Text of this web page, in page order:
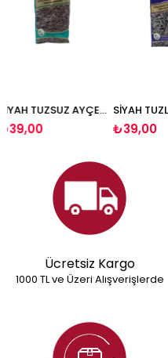
SİYAH TUZSUZ AYÇEKİRDEĞİ 180 G SİYAH TUZLU AYÇEKİRDEĞİ 180 GR
₺39,00 ₺59,00
Ücretsiz Kargo
1000 TL ve Üzeri Alışverişlerde